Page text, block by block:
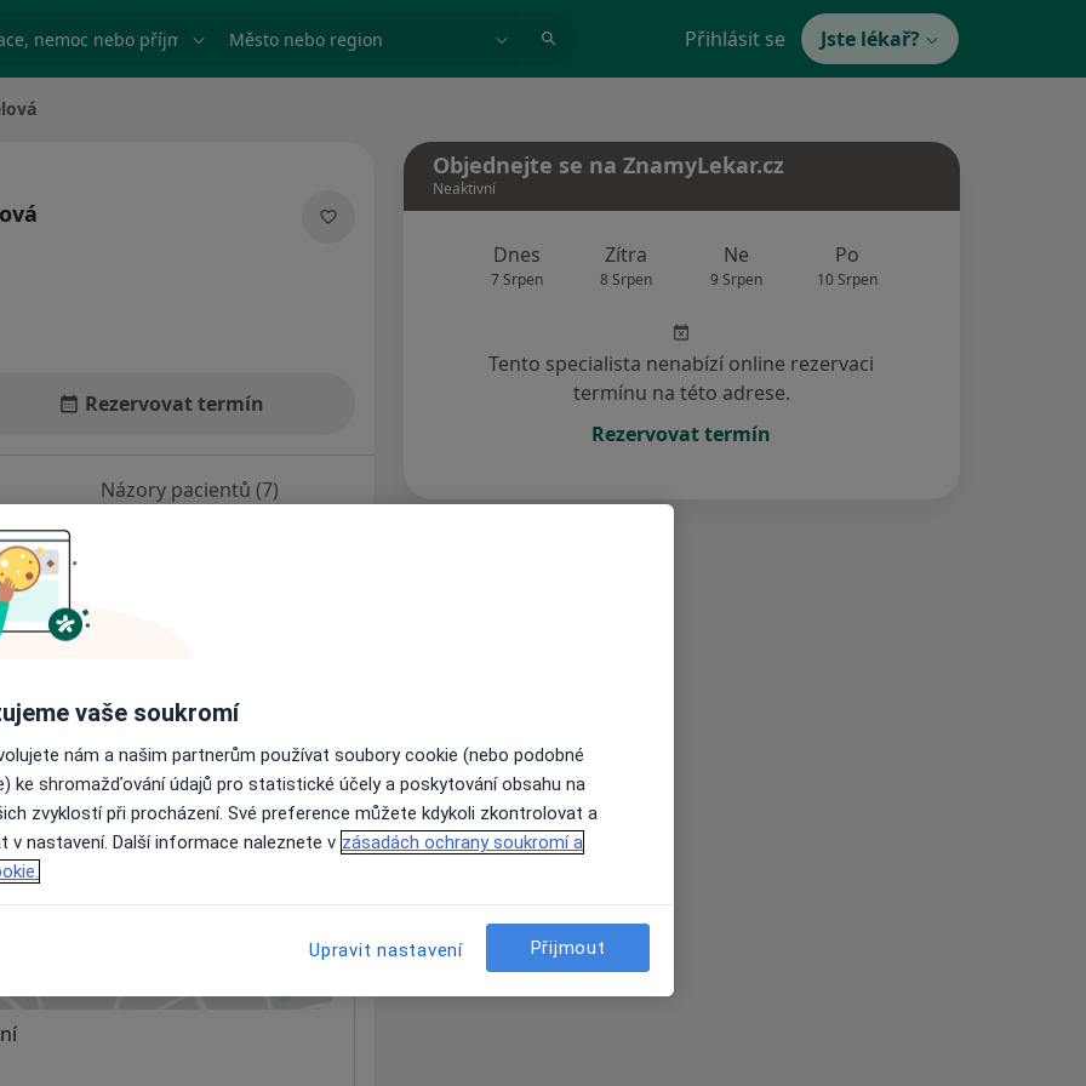
nemoc nebo příjmení Město nebo region Přihlásit se Jste lékař?
Rezervovat termín
Názory pacientů (7)
nejsou k dispozici
informace o svých službách.
Objednejte se na ZnamyLekar.cz
Neaktivní
Dnes
7 Srpen
Zítra
8 Srpen
Ne
9 Srpen
Po
10 Srpen
Tento specialista nenabízí online rezervaci
termínu na této adrese.
Rezervovat termín
vaše soukromí
nám a našim partnerům používat soubory cookie (nebo podobné
ke shromažďování údajů pro statistické účely a poskytování obsahu na
zvyklostí při procházení. Své preference můžete kdykoli zkontrolovat a
v nastavení. Další informace naleznete v zásadách ochrany soukromí a
Upravit nastavení Přijmout